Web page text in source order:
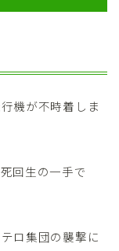
機が不時着しま
回生の一手で
ロ集団の襲撃に